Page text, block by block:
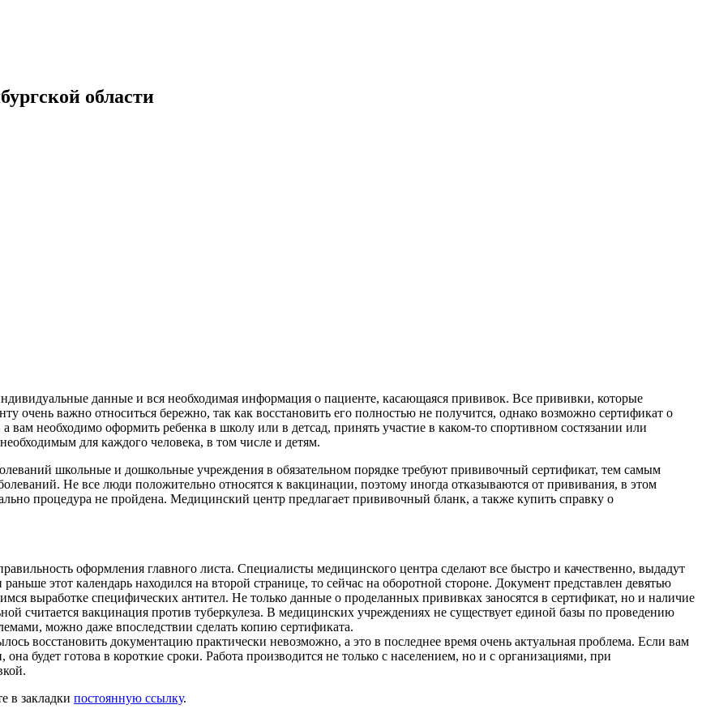
области
данные и вся необходимая информация о пациенте, касающаяся прививок. Все прививки, которые
важно относиться бережно, так как восстановить его полностью не получится, однако возможно сертификат о
вам необходимо оформить ребенка в школу или в детсад, принять участие в каком-то спортивном состязании или
для каждого человека, в том числе и детям.
школьные и дошкольные учреждения в обязательном порядке требуют прививочный сертификат, тем самым
Не все люди положительно относятся к вакцинации, поэтому иногда отказываются от прививания, в этом
процедура не пройдена. Медицинский центр предлагает прививочный бланк, а также купить справку о
оформления главного листа. Специалисты медицинского центра сделают все быстро и качественно, выдадут
этот календарь находился на второй странице, то сейчас на оборотной стороне. Документ представлен девятью
выработке специфических антител. Не только данные о проделанных прививках заносятся в сертификат, но и наличие
считается вакцинация против туберкулеза. В медицинских учреждениях не существует единой базы по проведению
можно даже впоследствии сделать копию сертификата.
восстановить документацию практически невозможно, а это в последнее время очень актуальная проблема. Если вам
будет готова в короткие сроки. Работа производится не только с населением, но и с организациями, при
в закладки постоянную ссылку.